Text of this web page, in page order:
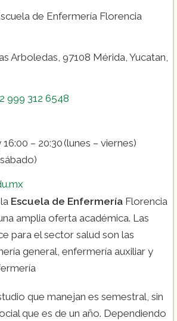
de Enfermería Florencia
Arboledas, 97108 Mérida, Yucatan,
999 312 6548
16:00 – 20:30 (lunes – viernes)
Escuela de Enfermería Florencia
amplia oferta académica. Las
para el sector salud son las
general, enfermería auxiliar y
que manejan es semestral, sin
que es de un año. Dependiendo